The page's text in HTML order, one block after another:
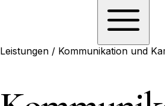
Leistungen / Kommunikation und